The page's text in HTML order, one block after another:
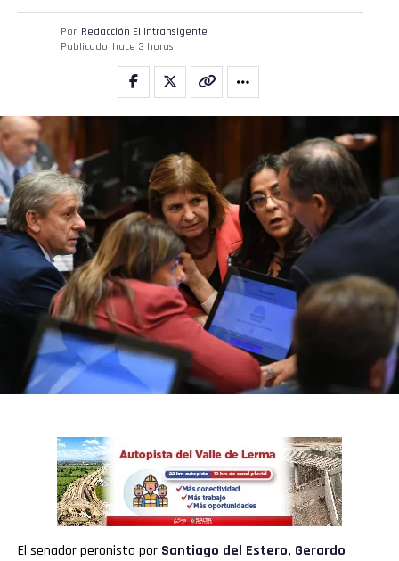
Por Redacción El intransigente
Publicado hace 3 horas
El senador peronista por Santiago del Estero, Gerardo